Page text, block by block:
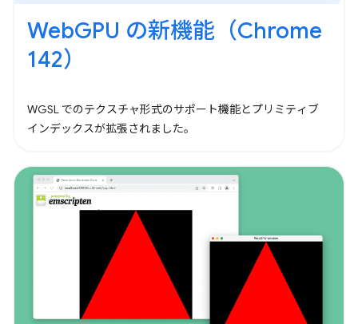
WebGPU の新機能（Chrome
142）
WGSL でのテクスチャ形式のサポート機能とプリミティブ
インデックスが拡張されました。